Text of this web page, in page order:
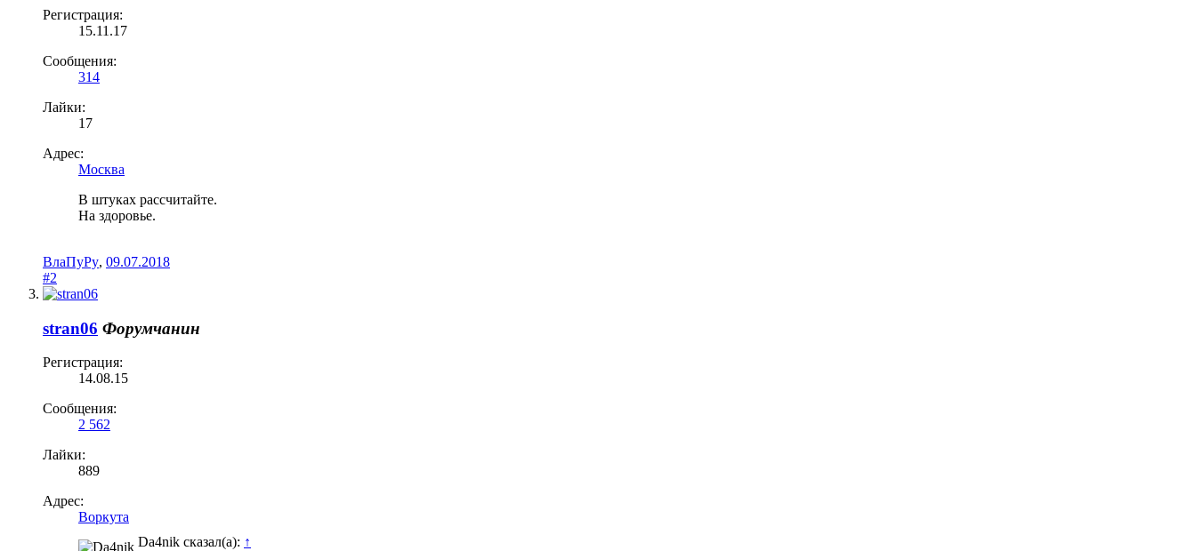
Регистрация:
15.11.17
Сообщения:
314
Лайки:
17
Адрес:
Москва
В штуках рассчитайте.
На здоровье.
ВлаПуРу, 09.07.2018
#2
stran06 Форумчанин
Регистрация:
14.08.15
Сообщения:
2 562
Лайки:
889
Адрес:
Воркута
Da4nik сказал(а): ↑